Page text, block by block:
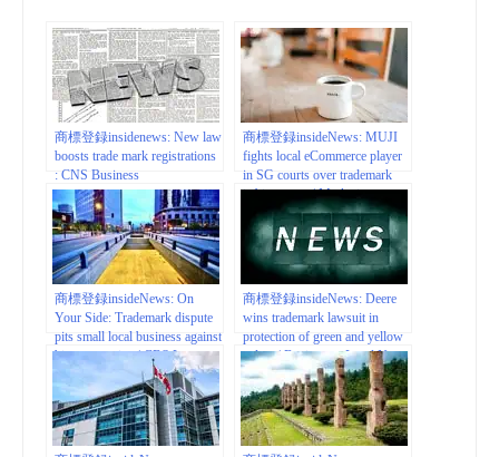
商標登録insidenews: New law
boosts trade mark registrations
: CNS Business
商標登録insideNews: MUJI
fights local eCommerce player
in SG courts over trademark
infringement | Marketing
Interactive
商標登録insideNews: On
Your Side: Trademark dispute
pits small local business against
big corporation | CBS Los
Angeles
商標登録insideNews: Deere
wins trademark lawsuit in
protection of green and yellow
colors | Business – Local News
| wcfcourier.com